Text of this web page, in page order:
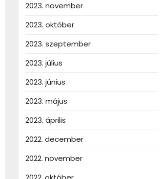
2023. november
2023. október
2023. szeptember
2023. július
2023. június
2023. május
2023. április
2022. december
2022. november